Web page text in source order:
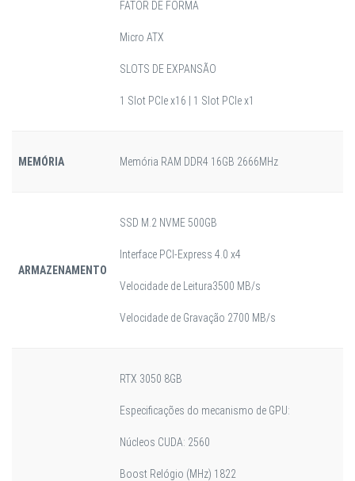
FATOR DE FORMA
Micro ATX
SLOTS DE EXPANSÃO
1 Slot PCIe x16 | 1 Slot PCIe x1
MEMÓRIA Memória RAM DDR4 16GB 2666MHz
ARMAZENAMENTO
SSD M.2 NVME 500GB
Interface PCI-Express 4.0 x4
Velocidade de Leitura3500 MB/s
Velocidade de Gravação 2700 MB/s
RTX 3050 8GB
Especificações do mecanismo de GPU:
Núcleos CUDA: 2560
Boost Relógio (MHz) 1822